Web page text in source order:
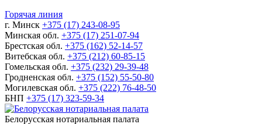
Горячая линия
г. Минск +375 (17) 243-08-95
Минская обл. +375 (17) 251-07-94
Брестская обл. +375 (162) 52-14-57
Витебская обл. +375 (212) 60-85-15
Гомельская обл. +375 (232) 29-39-48
Гродненская обл. +375 (152) 55-50-80
Могилевская обл. +375 (222) 76-48-50
БНП +375 (17) 323-59-34
Белорусская нотариальная палата